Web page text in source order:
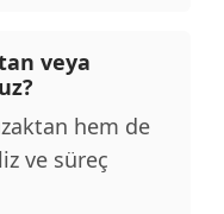
veya
hem de
ve süreç